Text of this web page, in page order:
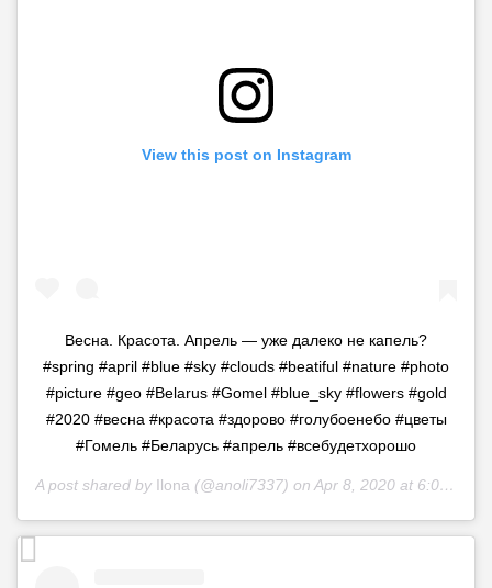
View this post on Instagram
Весна. Красота. Апрель — уже далеко не капель?
#spring #april #blue #sky #clouds #beatiful #nature #photo
#picture #geo #Belarus #Gomel #blue_sky #flowers #gold
#2020 #весна #красота #здорово #голубоенебо #цветы
#Гомель #Беларусь #апрель #всебудетхорошо
A post shared by Ilona (@anoli7337) on Apr 8, 2020 at 6:01am PDT